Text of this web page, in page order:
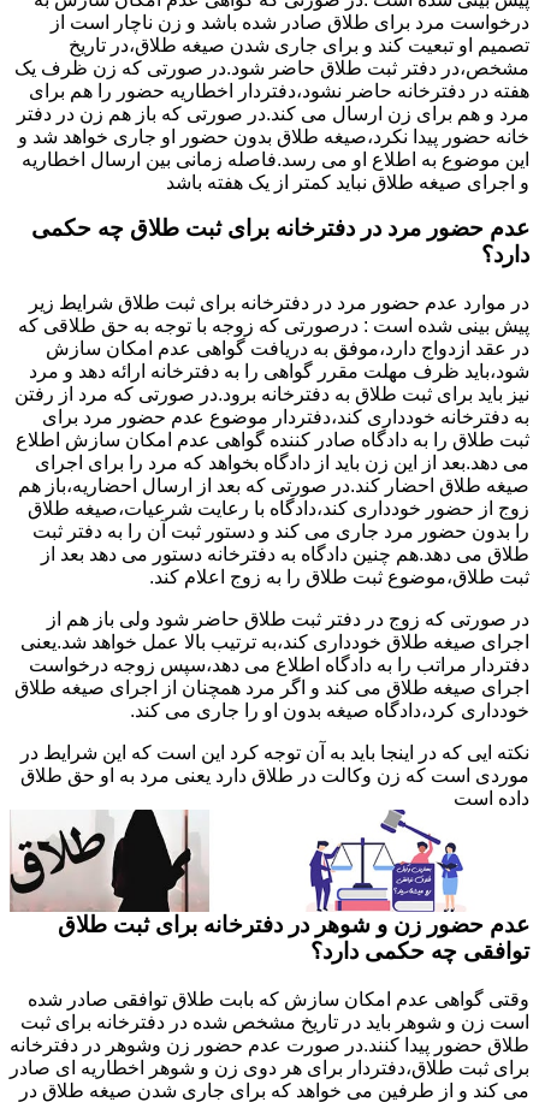
درخواست مرد برای طلاق صادر شده باشد و زن ناچار است از
تصمیم او تبعیت کند و برای جاری شدن صیغه طلاق،در تاریخ
مشخص،در دفتر ثبت طلاق حاضر شود.در صورتی که زن ظرف یک
هفته در دفترخانه حاضر نشود،دفتردار اخطاریه حضور را هم برای
مرد و هم برای زن ارسال می کند.در صورتی که باز هم زن در دفتر
خانه حضور پیدا نکرد،صیغه طلاق بدون حضور او جاری خواهد شد و
این موضوع به اطلاع او می رسد.فاصله زمانی بین ارسال اخطاریه
و اجرای صیغه طلاق نباید کمتر از یک هفته باشد
عدم حضور مرد در دفترخانه برای ثبت طلاق چه حکمی
دارد؟
در موارد عدم حضور مرد در دفترخانه برای ثبت طلاق شرایط زیر
پیش بینی شده است : درصورتی که زوجه با توجه به حق طلاقی که
در عقد ازدواج دارد،موفق به دریافت گواهی عدم امکان سازش
شود،باید ظرف مهلت مقرر گواهی را به دفترخانه ارائه دهد و مرد
نیز باید برای ثبت طلاق به دفترخانه برود.در صورتی که مرد از رفتن
به دفترخانه خودداری کند،دفتردار موضوع عدم حضور مرد برای
ثبت طلاق را به دادگاه صادر کننده گواهی عدم امکان سازش اطلاع
می دهد.بعد از این زن باید از دادگاه بخواهد که مرد را برای اجرای
صیغه طلاق احضار کند.در صورتی که بعد از ارسال احضاریه،باز هم
زوج از حضور خودداری کند،دادگاه با رعایت شرعیات،صیغه طلاق
را بدون حضور مرد جاری می کند و دستور ثبت آن را به دفتر ثبت
طلاق می دهد.هم چنین دادگاه به دفترخانه دستور می دهد بعد از
ثبت طلاق،موضوع ثبت طلاق را به زوج اعلام کند.
در صورتی که زوج در دفتر ثبت طلاق حاضر شود ولی باز هم از
اجرای صیغه طلاق خودداری کند،به ترتیب بالا عمل خواهد شد.یعنی
دفتردار مراتب را به دادگاه اطلاع می دهد،سپس زوجه درخواست
اجرای صیغه طلاق می کند و اگر مرد همچنان از اجرای صیغه طلاق
خودداری کرد،دادگاه صیغه بدون او را جاری می کند.
نکته ایی که در اینجا باید به آن توجه کرد این است که این شرایط در
موردی است که زن وکالت در طلاق دارد یعنی مرد به او حق طلاق
داده است
عدم حضور زن و شوهر در دفترخانه برای ثبت طلاق
توافقی چه حکمی دارد؟
وقتی گواهی عدم امکان سازش که بابت طلاق توافقی صادر شده
است زن و شوهر باید در تاریخ مشخص شده در دفترخانه برای ثبت
طلاق حضور پیدا کنند.در صورت عدم حضور زن وشوهر در دفترخانه
برای ثبت طلاق،دفتردار برای هر دوی زن و شوهر اخطاریه ای صادر
می کند و از طرفین می خواهد که برای جاری شدن صیغه طلاق در